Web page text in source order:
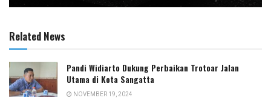
Related News
Pandi Widiarto Dukung Perbaikan Trotoar Jalan
Utama di Kota Sangatta
NOVEMBER 19, 2024